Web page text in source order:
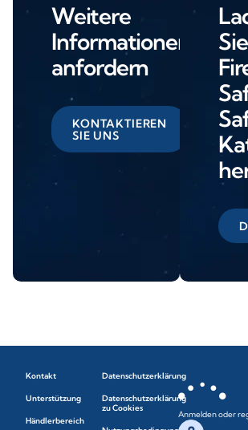
Weitere
Informationen
anfordern
KONTAKTIEREN
SIE UNS
Kontakt
Unterstützung
Händlerbereich
Datenschutzerklärung
Datenschutzerklärung
zu Cookies
Anmelden oder